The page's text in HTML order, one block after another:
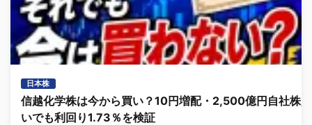
日本株
信越化学株は今から買い？10円増配・2,500億円自社株買
いでも利回り1.73％を検証